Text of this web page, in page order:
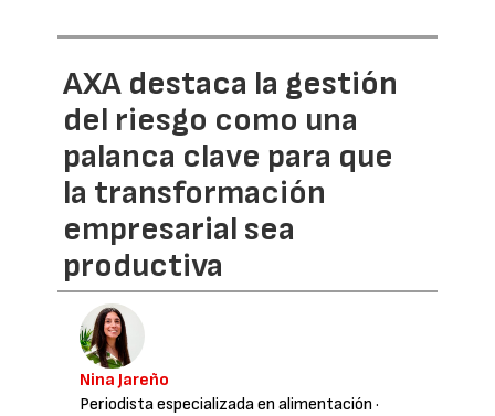
AXA destaca la gestión
del riesgo como una
palanca clave para que
la transformación
empresarial sea
productiva
Nina Jareño
Periodista especializada en alimentación ·